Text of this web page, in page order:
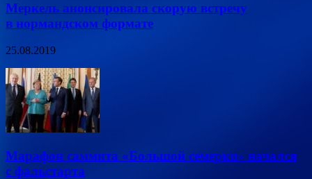
Меркель анонсировала скорую встречу
в нормандском формате
25.08.2019
Марафон саммита «Большой семерки» начался
с фальстарта